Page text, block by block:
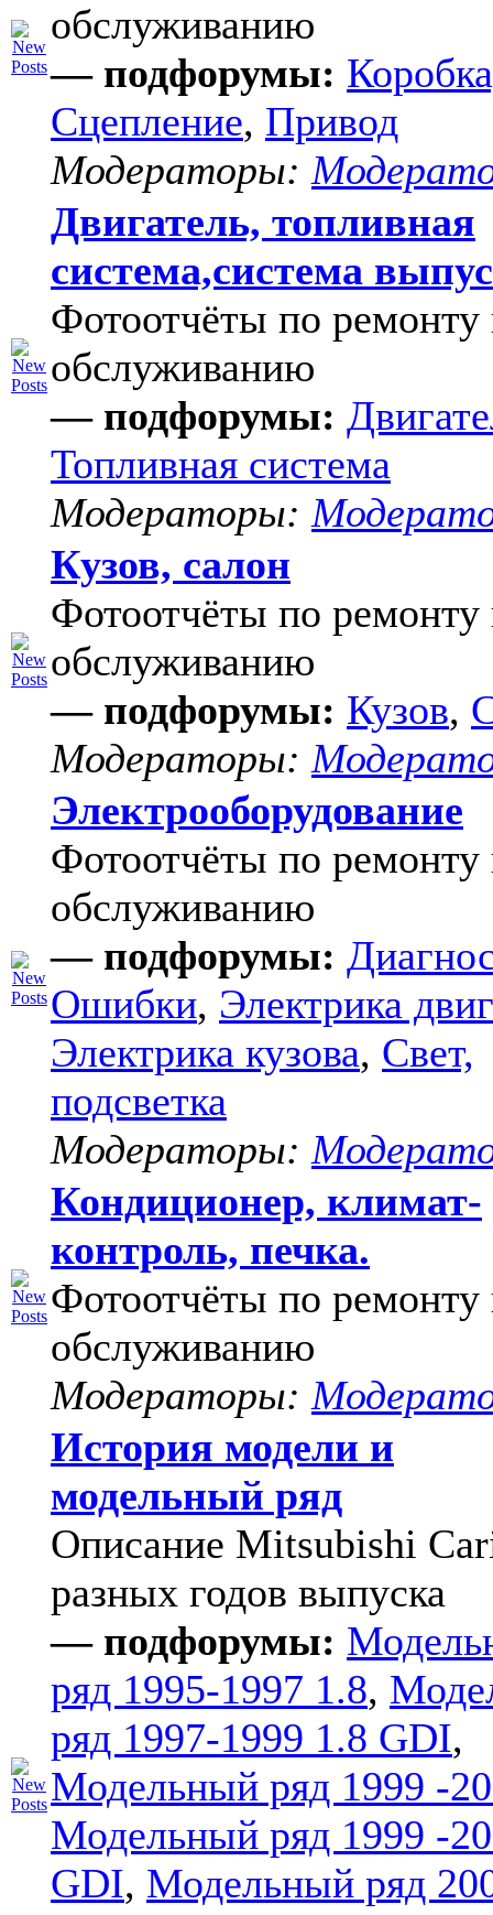
обслуживанию
— подфорумы:
Сцепление, Привод
Модераторы:
Двигатель, топливная
система,система
Фотоотчёты по ремонту
обслуживанию
— подфорумы:
Топливная система
Модераторы:
Кузов, салон
Фотоотчёты по ремонту
обслуживанию
— подфорумы: Кузов,
Модераторы:
Электрооборудование
Фотоотчёты по ремонту
обслуживанию
— подфорумы:
Ошибки, Электрика
Электрика кузова, Свет,
подсветка
Модераторы:
Кондиционер, климат-
контроль, печка.
Фотоотчёты по ремонту
обслуживанию
Модераторы:
История модели и
модельный ряд
Описание Mitsubishi
разных годов выпуска
— подфорумы:
ряд 1995-1997 1.8,
ряд 1997-1999 1.8 GDI,
Модельный ряд 1999 -
Модельный ряд 1999 -
GDI, Модельный ряд